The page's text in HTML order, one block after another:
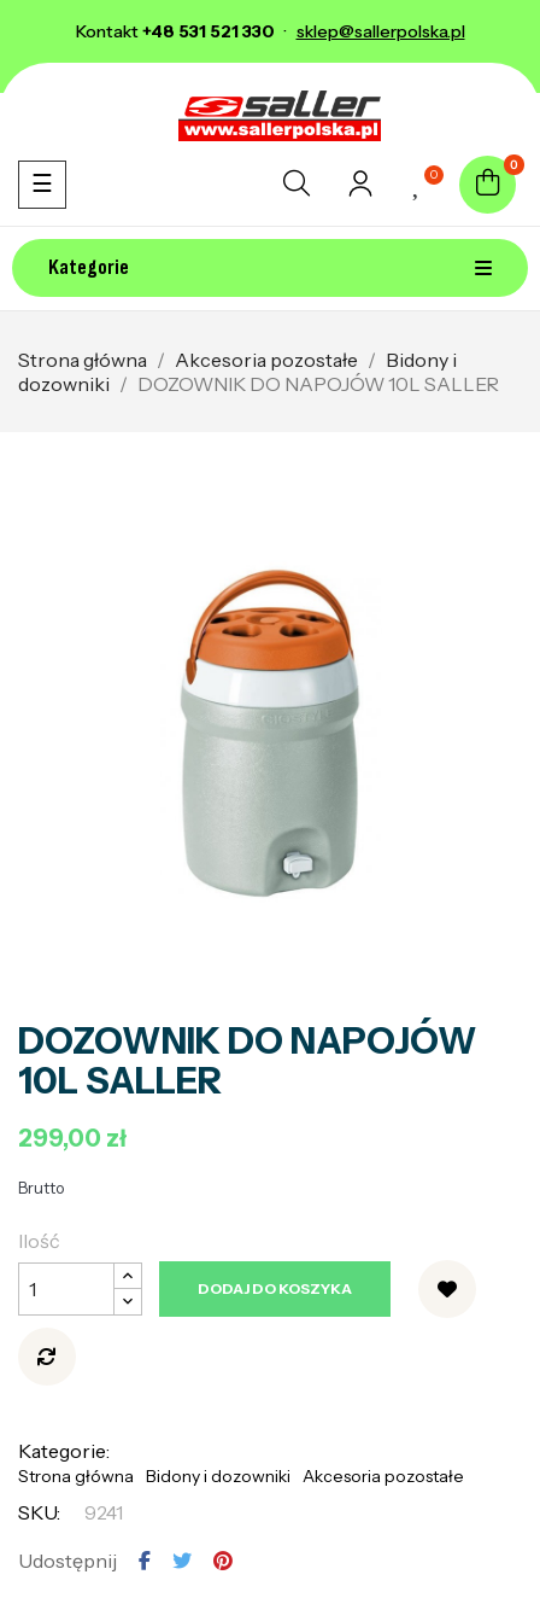
Kontakt+48 531 521 330 · sklep@sallerpolska.pl
0
0
Kategorie
Toggle navigation
☰
Strona główna Akcesoria pozostałe
Bidony i
dozowniki
DOZOWNIK DO NAPOJÓW 10L SALLER
DOZOWNIK DO NAPOJÓW
10L SALLER
299,00 zł
Brutto
Ilość
DODAJ DO KOSZYKA
Kategorie:
Strona główna Bidony i dozowniki Akcesoria pozostałe
SKU:
9241
Udostępnij